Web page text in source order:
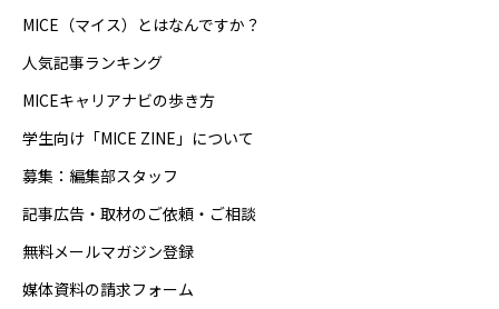
MICE（マイス）とはなんですか？
人気記事ランキング
MICEキャリアナビの歩き方
学生向け「MICE ZINE」について
募集：編集部スタッフ
記事広告・取材のご依頼・ご相談
無料メールマガジン登録
媒体資料の請求フォーム